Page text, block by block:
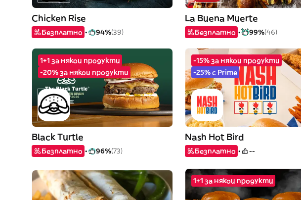
Chicken Rise
Безплатно 94%(39)
La Buena Muerte
Безплатно 99%(46)
1+1 за някои продукти
-20% за някои продукти
Black Turtle
Безплатно 96%(73)
-15% за някои продукти
-25% с Prime
Nash Hot Bird
Безплатно --
1+1 за някои продукти